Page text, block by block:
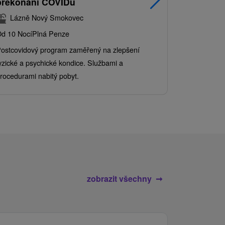
Lázně Nový Smokovec
10 NocíPlná Penze
program zaměřený na zlepšení
a psychické kondice. Službami a
nabitý pobyt.
zobrazit všechny